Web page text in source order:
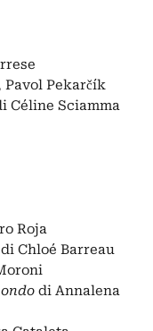
Pekarčík
Céline Sciamma
Roja
di Chloé Barreau
di Annalena